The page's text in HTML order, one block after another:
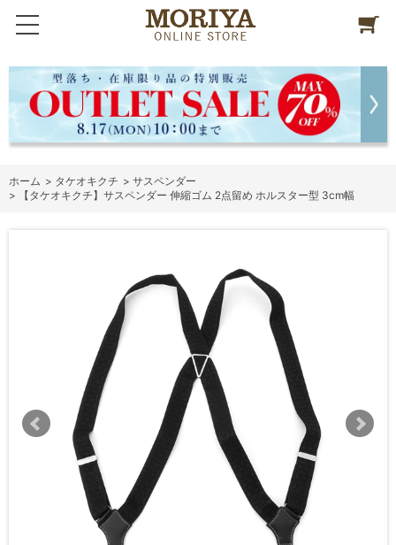
ホーム > タケオキクチ > サスペンダー
>
【タケオキクチ】サスペンダー 伸縮ゴム 2点留め ホルスター型 3cm幅